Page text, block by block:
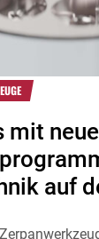
mit
auf